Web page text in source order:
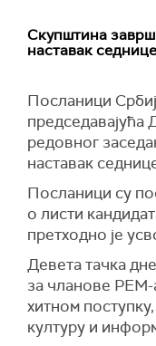
Скупштина
наставак
Посланици
председавајућа
редовног
наставак
Посланици су
о листи
претходно је
Девета тачка
за чланове РЕМ-
хитном
културу и